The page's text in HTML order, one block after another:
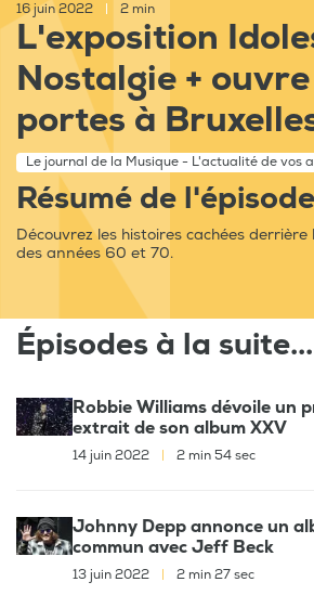
16 juin 2022 2 min
L'exposition
Nostalgie + ouvre
portes à
Le journal de la Musique - L'actualité de vos
Résumé de l'épisode
Découvrez les histoires cachées
des années 60 et 70.
Épisodes à la suite...
Robbie Williams dévoile un
extrait de son album XXV
14 juin 2022 2 min 54 sec
Johnny Depp annonce un
commun avec Jeff Beck
13 juin 2022 2 min 27 sec